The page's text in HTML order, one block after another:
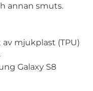
annan smuts.
av mjukplast (TPU)
Galaxy S8